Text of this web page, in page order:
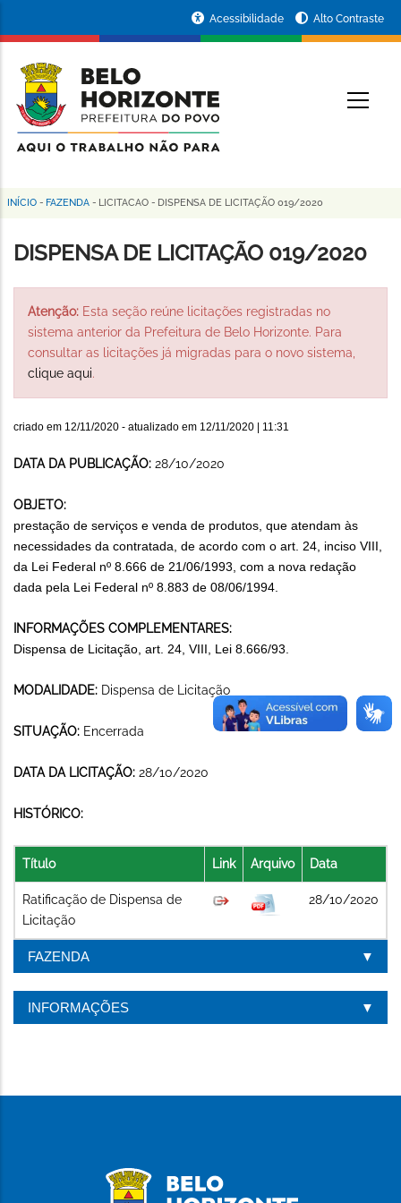
conteúdo
principal
da
Prefeitura
de
Horizonte
Acessibilidade Alto Contraste
Trilha
de
INÍCIO - FAZENDA - LICITACAO - DISPENSA DE LICITAÇÃO 019/2020
DISPENSA DE LICITAÇÃO 019/2020
Atenção: Esta seção reúne licitações registradas no
sistema anterior da Prefeitura de Belo Horizonte. Para
consultar as licitações já migradas para o novo sistema,
clique aqui.
criado em 12/11/2020 - atualizado em 12/11/2020 | 11:31
DATA DA PUBLICAÇÃO: 28/10/2020
OBJETO:
prestação de serviços e venda de produtos, que atendam às
necessidades da contratada, de acordo com o art. 24, inciso VIII,
da Lei Federal nº 8.666 de 21/06/1993, com a nova redação
dada pela Lei Federal nº 8.883 de 08/06/1994.
INFORMAÇÕES COMPLEMENTARES:
Dispensa de Licitação, art. 24, VIII, Lei 8.666/93.
MODALIDADE: Dispensa de Licitação
SITUAÇÃO: Encerrada
DATA DA LICITAÇÃO: 28/10/2020
HISTÓRICO:
Título Link Arquivo Data
Ratificação de Dispensa de
Licitação
28/10/2020
FAZENDA
INFORMAÇÕES